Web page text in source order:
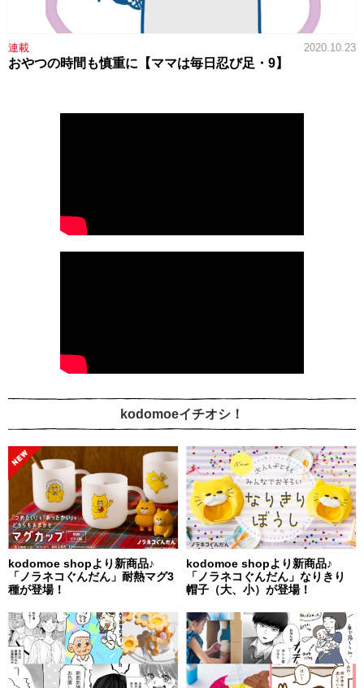
連載 2020.10.23
おやつの時間も慎重に【ママは毎日忍び足・9】
kodomoeイチオシ！
kodomoe shopより新商品♪
「ノラネコぐんだん」耐熱マグ3
種が登場！
kodomoe shopより新商品♪
「ノラネコぐんだん」なりきり
帽子（大、小）が登場！